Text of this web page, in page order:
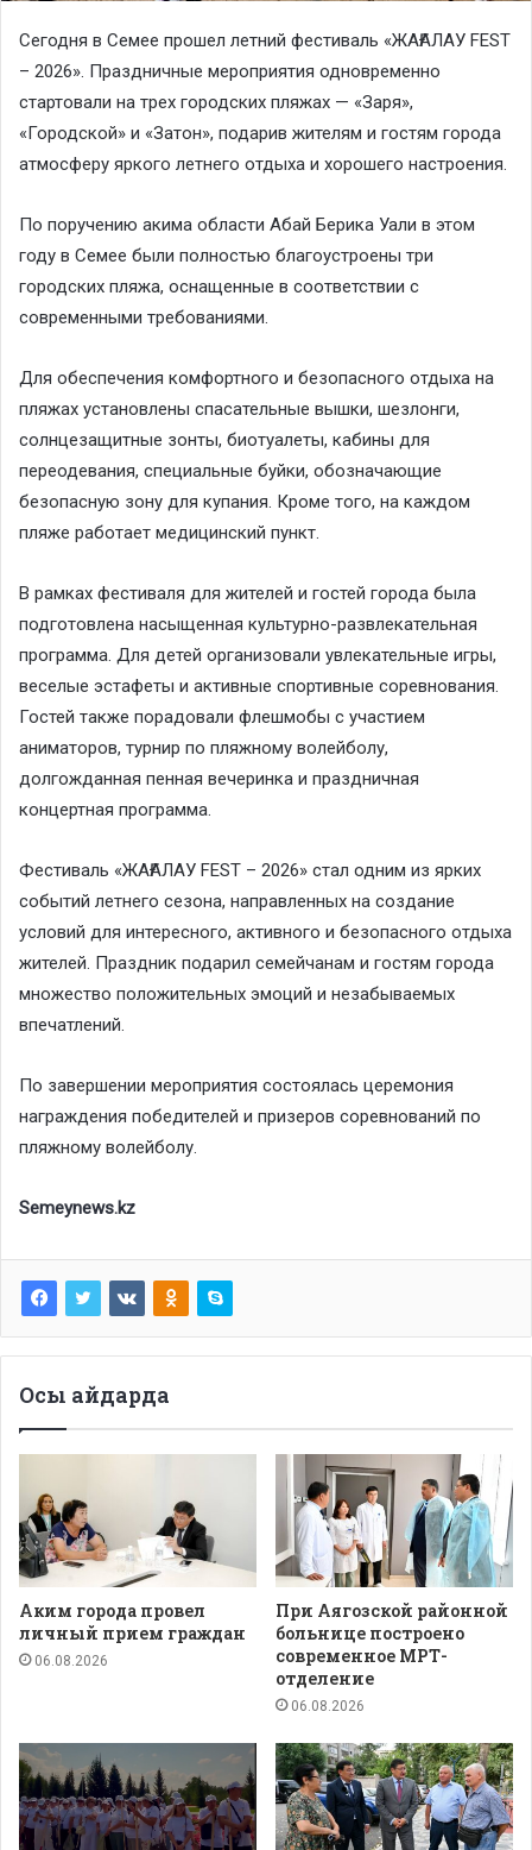
Сегодня в Семее прошел летний фестиваль «ЖАҒАЛАУ FEST
– 2026». Праздничные мероприятия одновременно
стартовали на трех городских пляжах — «Заря»,
«Городской» и «Затон», подарив жителям и гостям города
атмосферу яркого летнего отдыха и хорошего настроения.
По поручению акима области Абай Берика Уали в этом
году в Семее были полностью благоустроены три
городских пляжа, оснащенные в соответствии с
современными требованиями.
Для обеспечения комфортного и безопасного отдыха на
пляжах установлены спасательные вышки, шезлонги,
солнцезащитные зонты, биотуалеты, кабины для
переодевания, специальные буйки, обозначающие
безопасную зону для купания. Кроме того, на каждом
пляже работает медицинский пункт.
В рамках фестиваля для жителей и гостей города была
подготовлена насыщенная культурно-развлекательная
программа. Для детей организовали увлекательные игры,
веселые эстафеты и активные спортивные соревнования.
Гостей также порадовали флешмобы с участием
аниматоров, турнир по пляжному волейболу,
долгожданная пенная вечеринка и праздничная
концертная программа.
Фестиваль «ЖАҒАЛАУ FEST – 2026» стал одним из ярких
событий летнего сезона, направленных на создание
условий для интересного, активного и безопасного отдыха
жителей. Праздник подарил семейчанам и гостям города
множество положительных эмоций и незабываемых
впечатлений.
По завершении мероприятия состоялась церемония
награждения победителей и призеров соревнований по
пляжному волейболу.
Semeynews.kz
Осы айдарда
Аким города провел
личный прием граждан
06.08.2026
При Аягозской районной
больнице построено
современное МРТ-
отделение
06.08.2026